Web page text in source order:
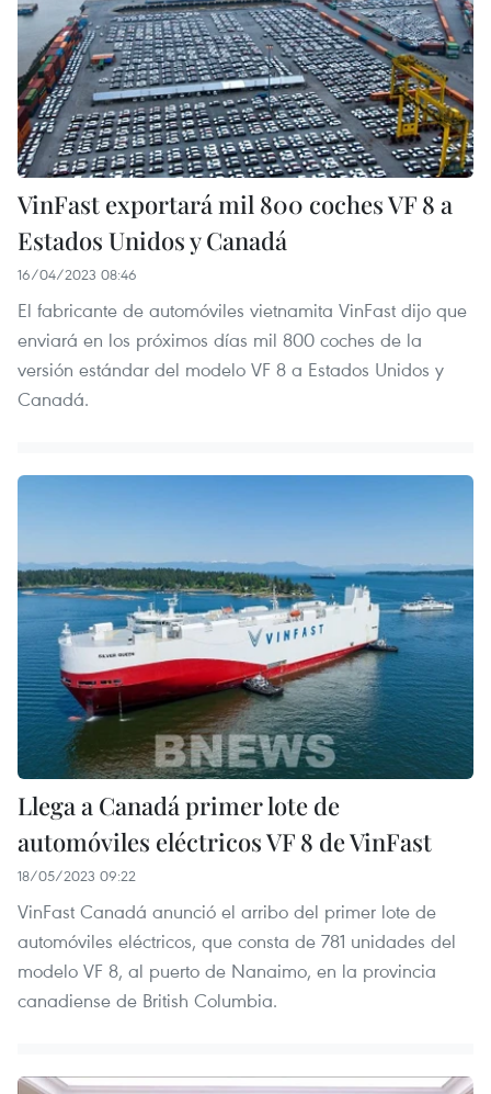
VinFast exportará mil 800 coches VF 8 a
Estados Unidos y Canadá
16/04/2023 08:46
El fabricante de automóviles vietnamita VinFast dijo que
enviará en los próximos días mil 800 coches de la
versión estándar del modelo VF 8 a Estados Unidos y
Canadá.
Llega a Canadá primer lote de
automóviles eléctricos VF 8 de VinFast
18/05/2023 09:22
VinFast Canadá anunció el arribo del primer lote de
automóviles eléctricos, que consta de 781 unidades del
modelo VF 8, al puerto de Nanaimo, en la provincia
canadiense de British Columbia.